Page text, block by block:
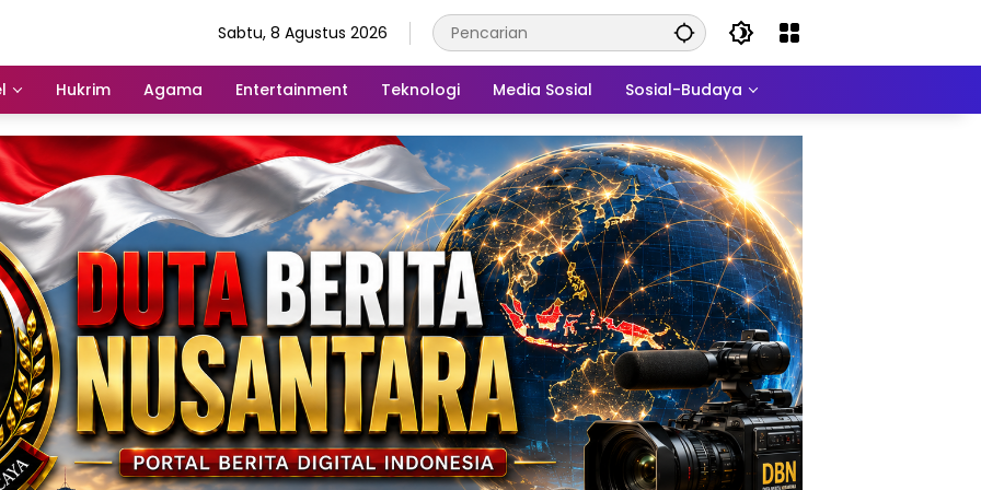
Sabtu, 8 Agustus 2026
Hukrim Agama Entertainment Teknologi Media Sosial Sosial-Budaya